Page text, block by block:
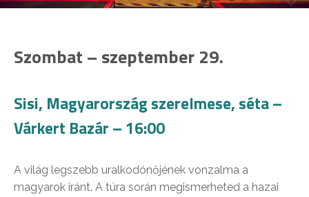
Szombat – szeptember 29.
Sisi, Magyarország szerelmese, séta –
Várkert Bazár – 16:00
A világ legszebb uralkodónőjének vonzalma a
magyarok iránt. A túra során megismerheted a hazai